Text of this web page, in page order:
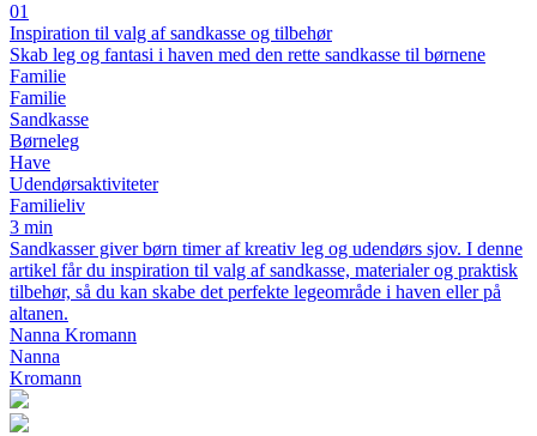
01
Inspiration til valg af sandkasse og tilbehør
Skab leg og fantasi i haven med den rette sandkasse til børnene
Familie
Familie
Sandkasse
Børneleg
Have
Udendørsaktiviteter
Familieliv
3 min
Sandkasser giver børn timer af kreativ leg og udendørs sjov. I denne
artikel får du inspiration til valg af sandkasse, materialer og praktisk
tilbehør, så du kan skabe det perfekte legeområde i haven eller på
altanen.
Nanna Kromann
Nanna
Kromann